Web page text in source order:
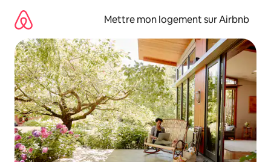
directement
contenu
Mettre mon logement sur Airbnb